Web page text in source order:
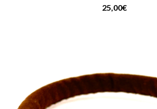
25,00€